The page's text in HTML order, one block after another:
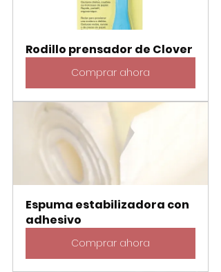
Rodillo prensador de Clover
Comprar ahora
Espuma estabilizadora con
adhesivo
Comprar ahora